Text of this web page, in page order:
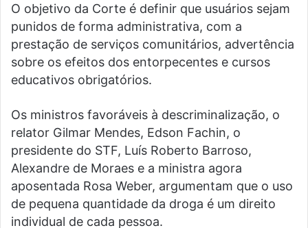
O objetivo da Corte é definir que usuários sejam
punidos de forma administrativa, com a
prestação de serviços comunitários, advertência
sobre os efeitos dos entorpecentes e cursos
educativos obrigatórios.
Os ministros favoráveis à descriminalização, o
relator Gilmar Mendes, Edson Fachin, o
presidente do STF, Luís Roberto Barroso,
Alexandre de Moraes e a ministra agora
aposentada Rosa Weber, argumentam que o uso
de pequena quantidade da droga é um direito
individual de cada pessoa.